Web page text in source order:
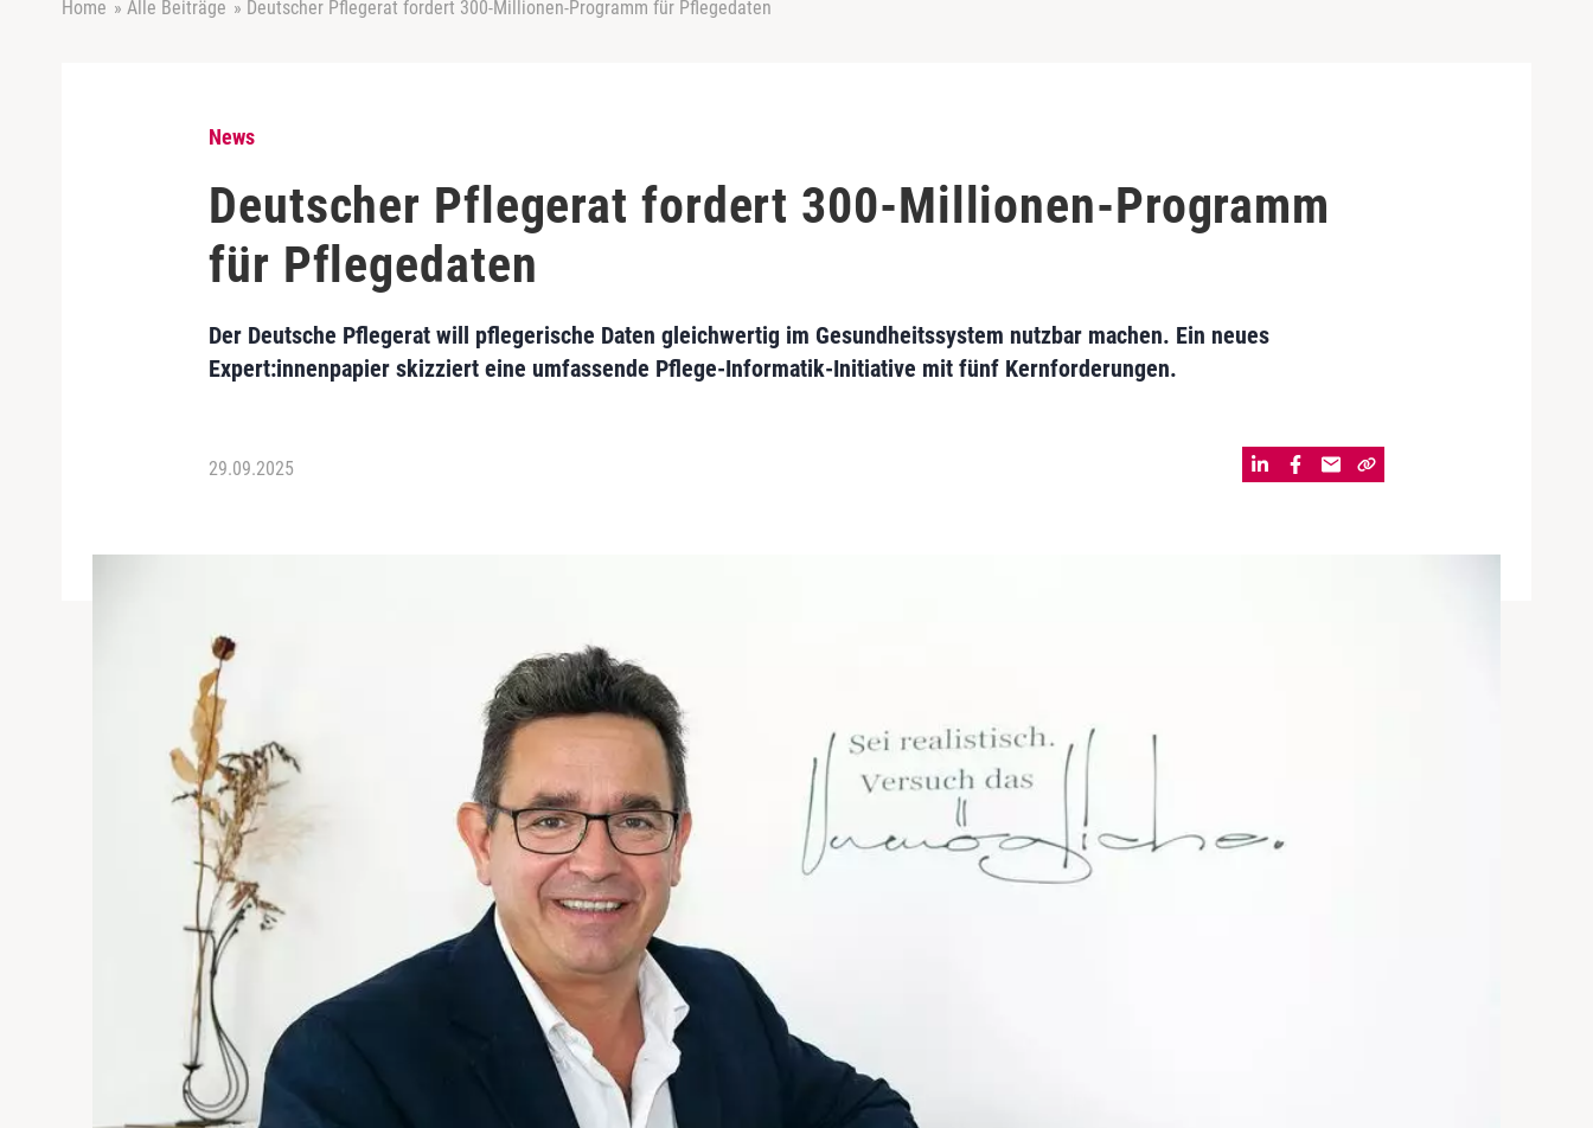
Home » Alle Beiträge » Deutscher Pflegerat fordert 300-Millionen-Programm für Pflegedaten
News
Deutscher Pflegerat fordert 300-Millionen-Programm
für Pflegedaten
Der Deutsche Pflegerat will pflegerische Daten gleichwertig im Gesundheitssystem nutzbar machen. Ein neues
Expert:innenpapier skizziert eine umfassende Pflege-Informatik-Initiative mit fünf Kernforderungen.
29.09.2025